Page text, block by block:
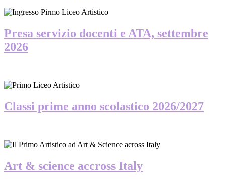
Presa servizio docenti e ATA, settembre
2026
Classi prime anno scolastico 2026/2027
Art & science accross Italy